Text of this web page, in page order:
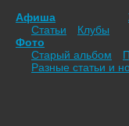
Афиша
Статьи
Клубы
Фото
Старый альбом
Разные статьи и